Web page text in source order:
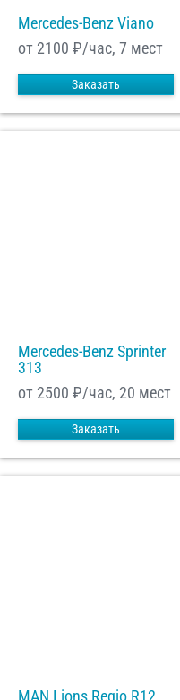
Mercedes-Benz Viano
от 2100 ₽/час, 7 мест
Заказать
Mercedes-Benz Sprinter
313
от 2500 ₽/час, 20 мест
Заказать
MAN Lions Regio R12